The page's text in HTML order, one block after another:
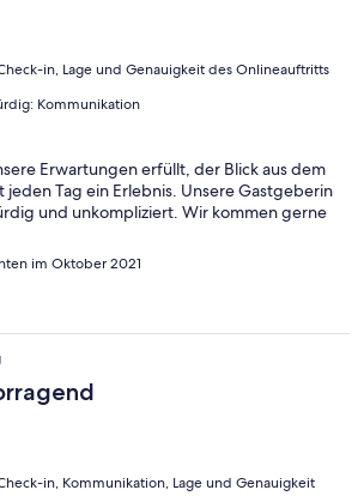
in, Lage und Genauigkeit des Onlineauftritts
Kommunikation
Erwartungen erfüllt, der Blick aus dem
jeden Tag ein Erlebnis. Unsere Gastgeberin
und unkompliziert. Wir kommen gerne
im Oktober 2021
in, Kommunikation, Lage und Genauigkeit